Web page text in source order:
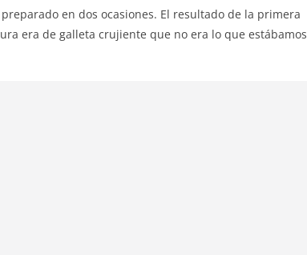
en dos ocasiones. El resultado de la primera
era de galleta crujiente que no era lo que estábamos